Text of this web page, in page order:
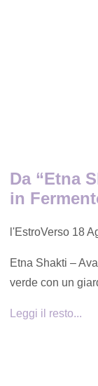
Da “Etna
in
l'EstroVerso 18
Etna Shakti –
verde con un
Leggi il resto...